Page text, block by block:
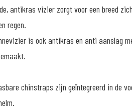
antikras vizier zorgt voor een breed
regen.
is ook antikras en anti aanslag
chinstraps zijn geïntegreerd in de